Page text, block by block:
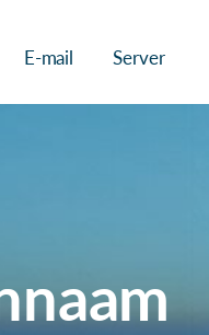
E-mail Server